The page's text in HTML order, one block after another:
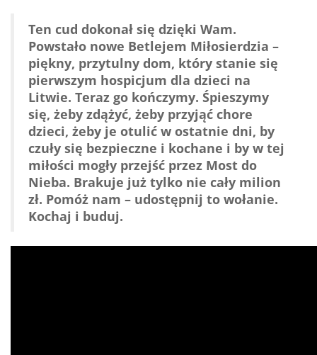
Ten cud dokonał się dzięki Wam.
Powstało nowe Betlejem Miłosierdzia –
piękny, przytulny dom, który stanie się
pierwszym hospicjum dla dzieci na
Litwie. Teraz go kończymy. Śpieszymy
się, żeby zdążyć, żeby przyjąć chore
dzieci, żeby je otulić w ostatnie dni, by
czuły się bezpieczne i kochane i by w tej
miłości mogły przejść przez Most do
Nieba. Brakuje już tylko nie cały milion
zł. Pomóż nam – udostępnij to wołanie.
Kochaj i buduj.